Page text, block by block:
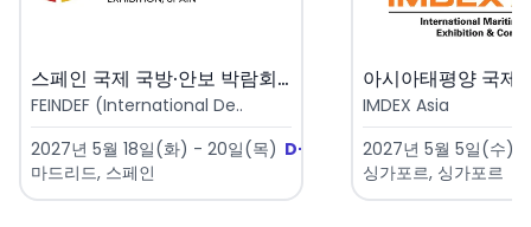
스페인 국제 국방·안보 박람회 2..
FEINDEF (International De..
2027년 5월 18일(화) - 20일(목) D-281
마드리드, 스페인
IMDEX Asia
2027년 5월 5일(수)
싱가포르, 싱가포르